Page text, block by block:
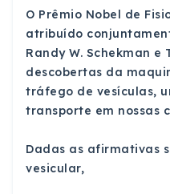
O Prêmio Nobel de
atribuído
Randy W. Schekman e
descobertas da
tráfego de vesículas,
transporte em nossas
Dadas as afirmativas
vesicular,